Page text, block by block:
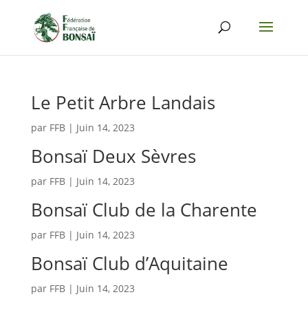
Le Petit Arbre Landais
par FFB| Juin 14, 2023
Bonsaï Deux Sèvres
par FFB| Juin 14, 2023
Bonsaï Club de la Charente
par FFB| Juin 14, 2023
Bonsaï Club d’Aquitaine
par FFB| Juin 14, 2023